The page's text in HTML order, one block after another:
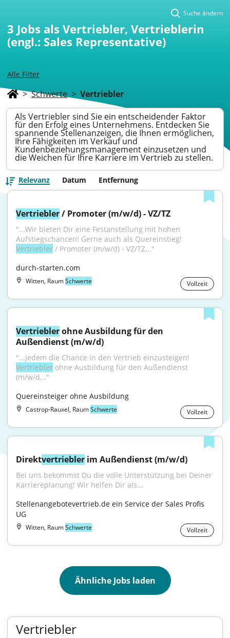
Alle Filter
Suche ändern
3 Jobs als Vertriebler, Vertrieblerin
(engl.: Sales Representative)
> Schwerte > Vertriebler
Als Vertriebler sind Sie ein entscheidender Faktor
für den Erfolg eines Unternehmens. Entdecken Sie
spannende Stellenanzeigen, die Ihnen ermöglichen,
Ihre Fähigkeiten im Verkauf und
Kundenbeziehungsmanagement einzusetzen und
die Weichen für Ihre Karriere im Vertrieb zu stellen.
Relevanz Datum Entfernung
Vertriebler / Promoter (m/w/d) - VZ/TZ
"...Wir bieten Dir eine Festanstellung mit hohen
Vertriebler / Promoter (m/w/d) - VZ/TZ..."
durch-starten.com
Witten, RaumSchwerte Vollzeit
Vertriebler ohne Ausbildung für den
Außendienst (m/w/d)
Vertriebler ohne Ausbildung für den Außendienst
(m/w/d..."
Quereinsteiger ohne Ausbildung
Castrop-Rauxel, RaumSchwerte Vollzeit
Direktvertriebler im Außendienst (m/w/d)
Bei uns bekommst Du die volle Unterstützung bei Deiner
Karriereplanung! Wir helfen Dir als...
Stellenangebotevertrieb.de ein Service der Sales Profis
UG
Witten, RaumSchwerte Vollzeit
Ähnliche Jobs laden
Vertriebler